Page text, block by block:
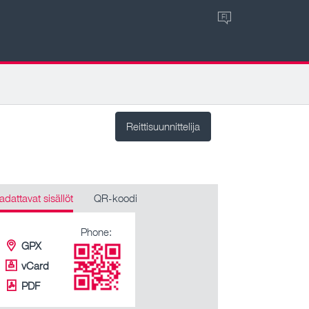
FI
Reittisuunnittelija
sisällöt QR-koodi
GPX
vCard
PDF
Phone: